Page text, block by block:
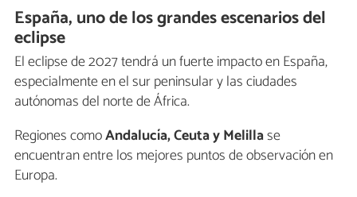
España, uno de los grandes escenarios del
eclipse
El eclipse de 2027 tendrá un fuerte impacto en España,
especialmente en el sur peninsular y las ciudades
autónomas del norte de África.
Regiones comoAndalucía, Ceuta y Melillase
encuentran entre los mejores puntos de observación en
Europa.